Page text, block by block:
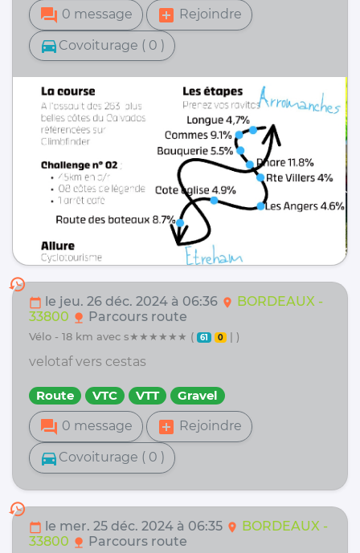
forum 0 message add_box Rejoindre
directions_car Covoiturage ( 0 )
history
calendar_today le jeu. 26 déc. 2024 à 06:36 location_on BORDEAUX -
33800 nature Parcours route
vélo - 18 km avec s★★★★★★ ( 61 0 | )
velotaf vers cestas
Route VTC VTT Gravel
forum 0 message add_box Rejoindre
directions_car Covoiturage ( 0 )
history
calendar_today le mer. 25 déc. 2024 à 06:35 location_on BORDEAUX -
33800 nature Parcours route